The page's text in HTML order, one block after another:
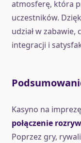
atmosferę, która
uczestników.
udział w zabawie,
integracji i
Kasyno na
połączenie
Poprzez gry,